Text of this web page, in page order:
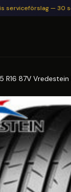
serviceförslag — 30
R16 87V